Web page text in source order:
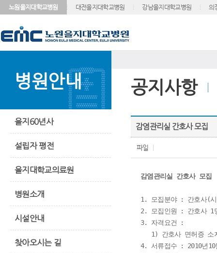
노원을지대학교병원 대전을지대학교병원 강남을지대학교병원 의
병원안내
을지60년사
설립자 평전
을지대학교의료원
병원소개
시설안내
찾아오시는 길
공지사항
감염관리실 간호사 모집
파일
감염관리실 간호사 모집
1. 모집분야 : 간호사(
2. 모집인원 : 간호사 1
3. 자격요건 :
1) 간호사 면허증 소
4. 서류접수 : 2010년10